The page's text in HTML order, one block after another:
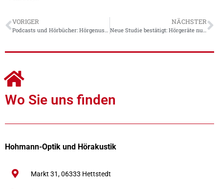
VORIGER
Podcasts und Hörbücher: Hörgenuss für alle
NÄCHSTER
Neue Studie bestätigt: Hörgeräte nutzen der Demenzprävention
Wo Sie uns finden
Hohmann-Optik und Hörakustik
Markt 31,06333 Hettstedt